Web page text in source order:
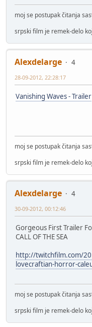
moj se postupak čitanja
srpski film je remek-delo
Alexdelarge
4
28-09-2012, 22:28:17
Vanishing Waves - Trailer
moj se postupak čitanja
srpski film je remek-delo
Alexdelarge
4
30-09-2012, 00:12:46
Gorgeous First Trailer
CALL OF THE SEA
http://twitchfilm.com/
lovecraftian-horror-
moj se postupak čitanja
srpski film je remek-delo